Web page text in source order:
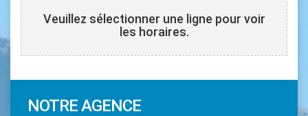
Veuillez sélectionner une ligne pour voir
les horaires.
NOTRE AGENCE